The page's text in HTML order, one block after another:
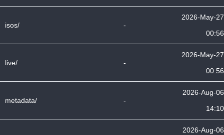
isos/ -
2026-May-27
00:56
live/ -
2026-May-27
00:56
metadata/ -
2026-Aug-06
14:10
2026-Aug-06